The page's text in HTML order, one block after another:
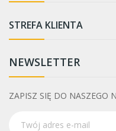
STREFA KLIENTA
NEWSLETTER
ZAPISZ SIĘ DO NASZEGO